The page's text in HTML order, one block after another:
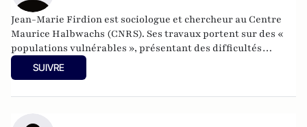
Jean-Marie Firdion est sociologue et chercheur au Centre
Maurice Halbwachs (CNRS). Ses travaux portent sur des «
populations vulnérables », présentant des difficultés
accrues d’insertion sociale (personnes sans domicile, jeunes
placés, les jeunes face à l’homophobie). Il écrit de nombreux
SUIVRE